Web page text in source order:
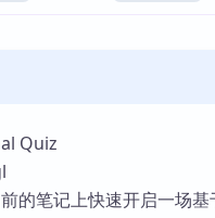
Quiz
的笔记上快速开启一场